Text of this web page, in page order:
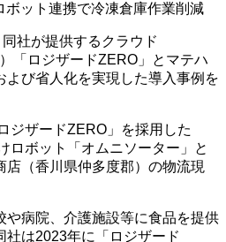
ボット連携で冷凍倉庫作業削減
社が提供するクラウド
「ロジザードZERO」とマテハ
よび省人化を実現した導入事例を
ジザードZERO」を採用した
ロボット「オムニソーター」と
店（香川県仲多度郡）の物流現
や病院、介護施設等に食品を提供
社は2023年に「ロジザード